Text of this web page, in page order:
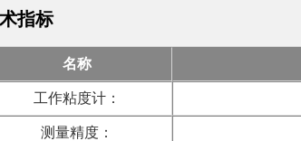
指标
名称
工作粘度计：
测量精度：